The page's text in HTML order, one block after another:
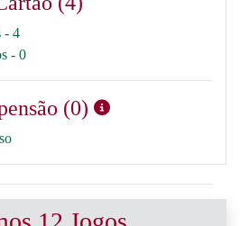
- 4
- 0
(0)